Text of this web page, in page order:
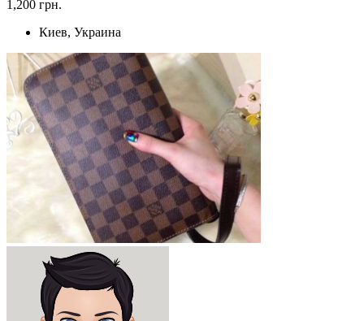
1,200 грн.
Киев, Украина